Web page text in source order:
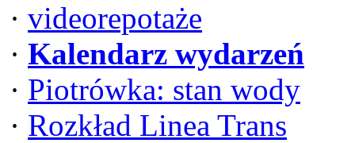
· videorepotaże
· Kalendarz wydarzeń
· Piotrówka: stan wody
· Rozkład Linea Trans